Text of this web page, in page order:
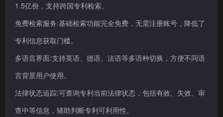
1.5亿份，支持跨国专利检索。
免费检索服务:基础检索功能完全免费，无需注册账号，降低了
专利信息获取门槛。
多语言界面:支持英语、德语、法语等多语种切换，方便不同语
言背景用户使用。
法律状态追踪:可查询专利当前法律状态，包括有效、失效、审
查中等信息，辅助判断专利可利用性。